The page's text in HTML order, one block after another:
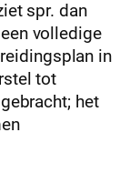
spr. dan
volledige
in
tot
het